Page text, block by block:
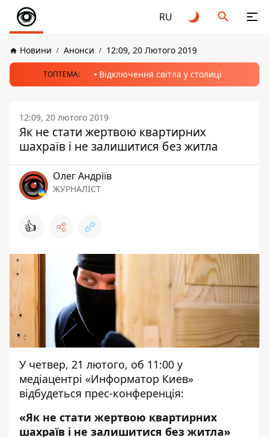
RU
Новини Анонси 12:09, 20 Лютого 2019
ТОПТЕМА: Відключення світла у столиці
12:09, 20 лютого 2019
Як не стати жертвою квартирних
шахраїв і не залишитися без житла
Олег Андріїв
ЖУРНАЛІСТ
👍
У четвер, 21 лютого, об 11:00 у
медіацентрі «Информатор Киев»
відбудеться прес-конференція:
«Як не стати жертвою квартирних
шахраїв і не залишитися без житла»